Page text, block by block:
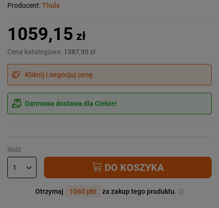
Producent:Thule
1059,15 zł
Cena katalogowa: 1387,90 zł
Kliknij i negocjuj cenę
Darmowa dostawa dla Ciebie!
Ilość
DO KOSZYKA
Otrzymaj 1060 pkt za zakup tego produktu.